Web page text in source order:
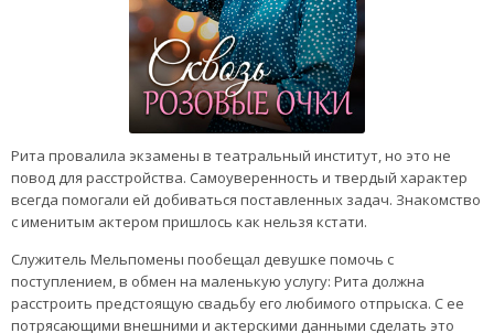
Рита провалила экзамены в театральный институт, но это не
повод для расстройства. Самоуверенность и твердый характер
всегда помогали ей добиваться поставленных задач. Знакомство
с именитым актером пришлось как нельзя кстати.
Служитель Мельпомены пообещал девушке помочь с
поступлением, в обмен на маленькую услугу: Рита должна
расстроить предстоящую свадьбу его любимого отпрыска. С ее
потрясающими внешними и актерскими данными сделать это